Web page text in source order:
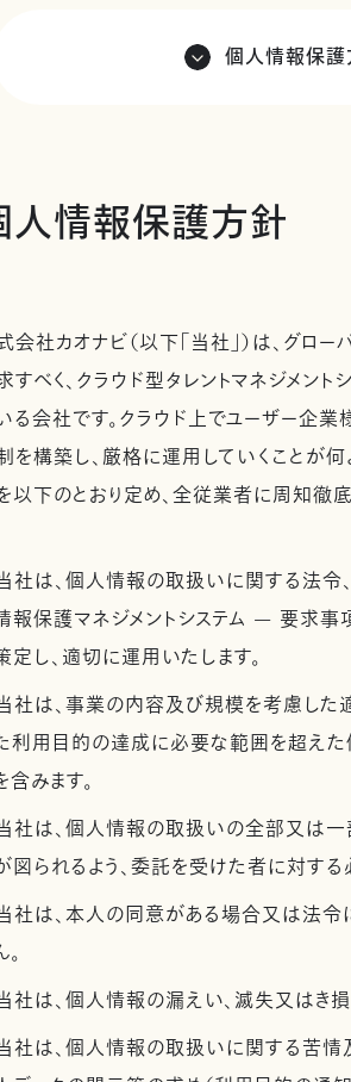
個人情報保護
人情報保護方針
会社カオナビ（以下「当社」）は、グロ
すべく、クラウド型タレントマネジメン
る会社です。クラウド上でユーザー企
を構築し、厳格に運用していくことが
以下のとおり定め、全従業者に周知徹
社は、個人情報の取扱いに関する法令
報保護マネジメントシステム — 要求事
定し、適切に運用いたします。
社は、事業の内容及び規模を考慮した
利用目的の達成に必要な範囲を超え
含みます。
社は、個人情報の取扱いの全部又は
図られるよう、委託を受けた者に対す
社は、本人の同意がある場合又は法令
。
社は、個人情報の漏えい、滅失又はき
社は、個人情報の取扱いに関する苦情